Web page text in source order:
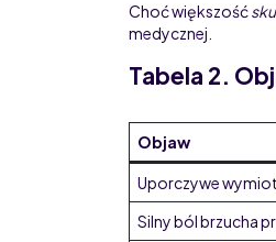
Choć większość
medycznej.
Tabela 2.
Objaw
Uporczywe
Silny ból brzucha